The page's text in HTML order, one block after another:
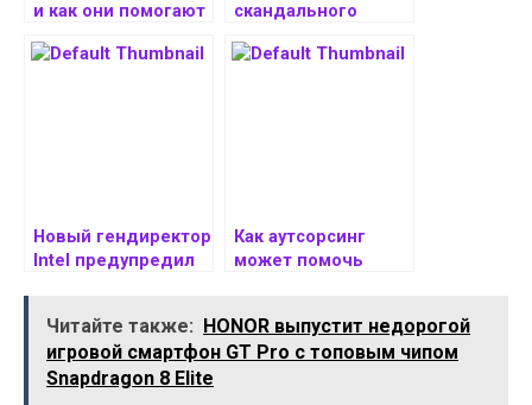
и как они помогают
скандального
по распознаванию
Новый гендиректор
Intel предупредил
«трудных
решениях»
Как аутсорсинг
может помочь
развиваться
Читайте также: HONOR выпустит недорогой
игровой смартфон GT Pro с топовым чипом
Snapdragon 8 Elite